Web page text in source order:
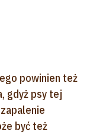
powinien też
gdyż psy tej
być też